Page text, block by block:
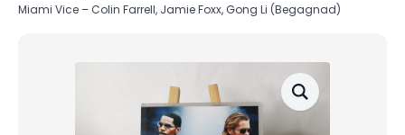
Miami Vice – Colin Farrell, Jamie Foxx, Gong Li (Begagnad)